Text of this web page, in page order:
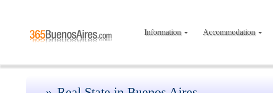
Information Accommodation